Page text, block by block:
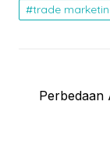
trade
Perbedaan